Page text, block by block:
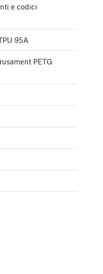
e codici
95A
PETG